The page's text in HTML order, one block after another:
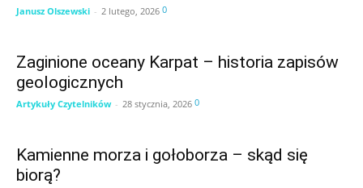
Janusz Olszewski - 2 lutego, 2026 0
Zaginione oceany Karpat – historia zapisów
geologicznych
Artykuły Czytelników - 28 stycznia, 2026 0
Kamienne morza i gołoborza – skąd się
biorą?